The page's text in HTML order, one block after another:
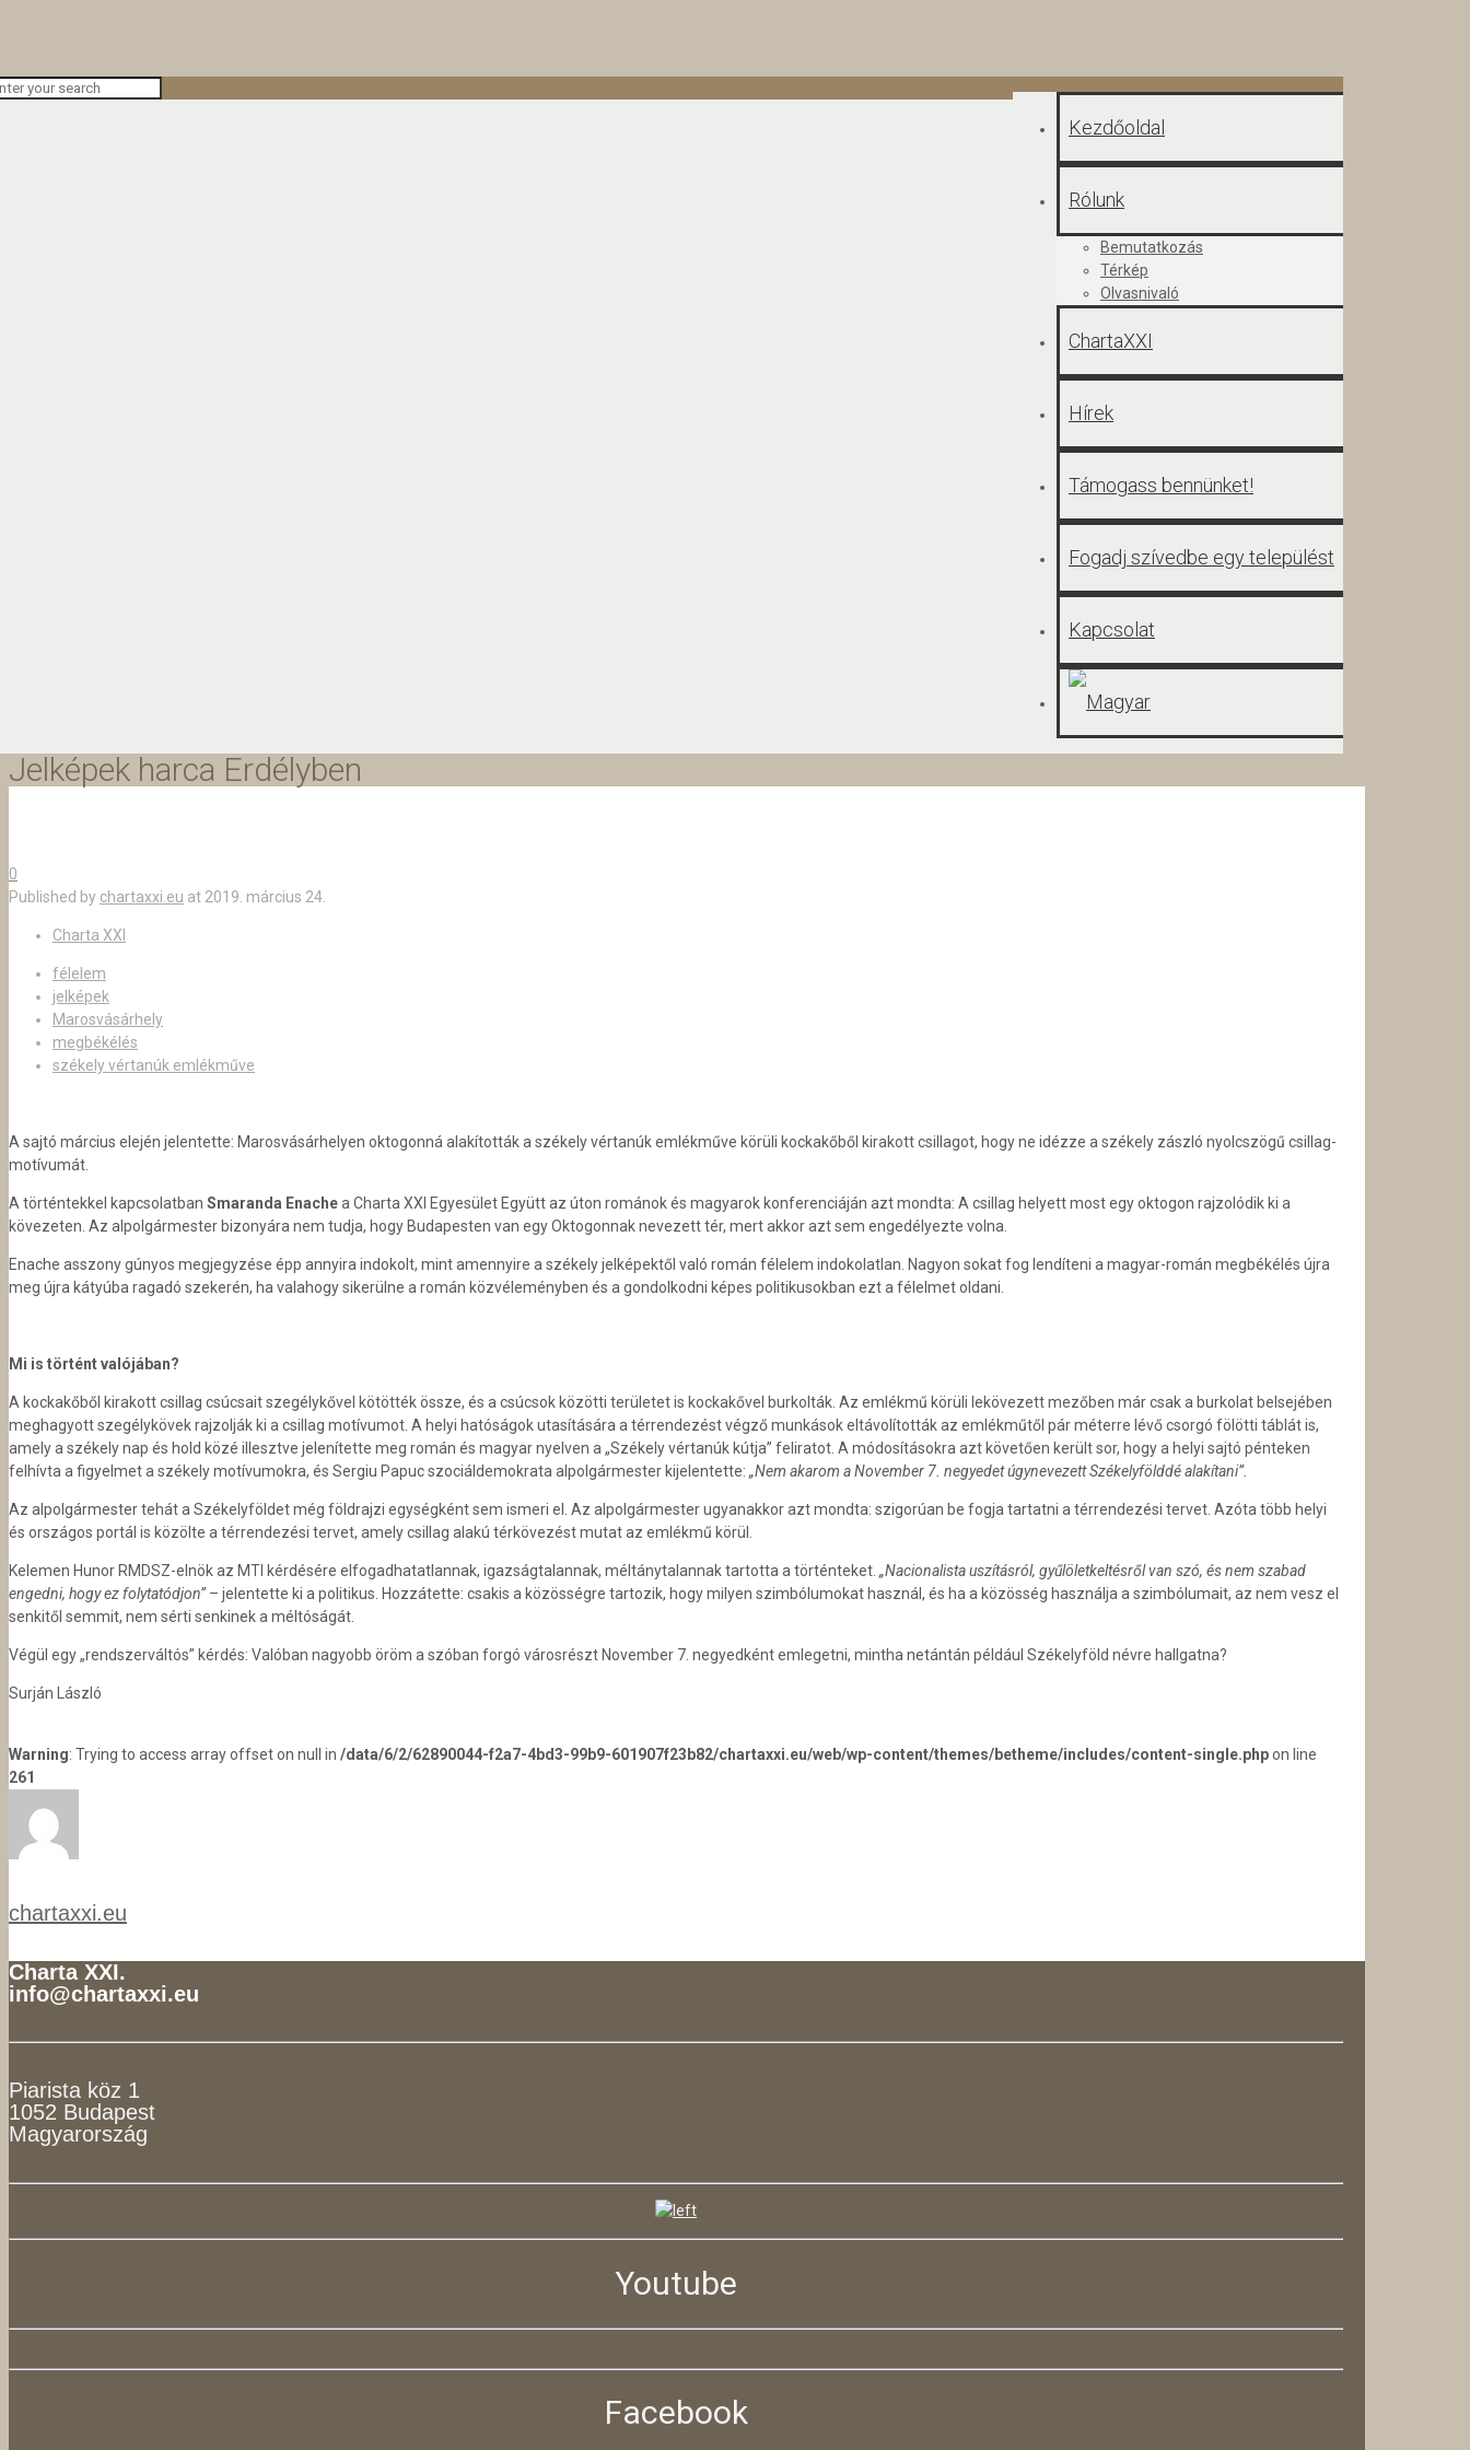
Kezdőoldal
Rólunk
Bemutatkozás
Térkép
Olvasnivaló
ChartaXXI
Hírek
Támogass bennünket!
Fogadj szívedbe egy települést
Kapcsolat
Jelképek harca Erdélyben
0
Published by chartaxxi.eu at 2019. március 24.
Charta XXI
félelem
jelképek
Marosvásárhely
megbékélés
székely vértanúk emlékműve
A sajtó március elején jelentette: Marosvásárhelyen oktogonná alakították a székely vértanúk emlékműve körüli kockakőből kirakott csillagot, hogy ne idézze a székely zászló nyolcszögű csillag-
motívumát.
A történtekkel kapcsolatban Smaranda Enachea Charta XXI Egyesület Együtt az úton románok és magyarok konferenciáján azt mondta: A csillag helyett most egy oktogon rajzolódik ki a
kövezeten. Az alpolgármester bizonyára nem tudja, hogy Budapesten van egy Oktogonnak nevezett tér, mert akkor azt sem engedélyezte volna.
Enache asszony gúnyos megjegyzése épp annyira indokolt, mint amennyire a székely jelképektől való román félelem indokolatlan. Nagyon sokat fog lendíteni a magyar-román megbékélés újra
meg újra kátyúba ragadó szekerén, ha valahogy sikerülne a román közvéleményben és a gondolkodni képes politikusokban ezt a félelmet oldani.
Mi is történt valójában?
A kockakőből kirakott csillag csúcsait szegélykővel kötötték össze, és a csúcsok közötti területet is kockakővel burkolták. Az emlékmű körüli lekövezett mezőben már csak a burkolat belsejében
meghagyott szegélykövek rajzolják ki a csillag motívumot. A helyi hatóságok utasítására a térrendezést végző munkások eltávolították az emlékműtől pár méterre lévő csorgó fölötti táblát is,
amely a székely nap és hold közé illesztve jelenítette meg román és magyar nyelven a „Székely vértanúk kútja” feliratot. A módosításokra azt követően került sor, hogy a helyi sajtó pénteken
felhívta a figyelmet a székely motívumokra, és Sergiu Papuc szociáldemokrata alpolgármester kijelentette: „Nem akarom a November 7. negyedet úgynevezett Székelyfölddé alakítani”.
Az alpolgármester tehát a Székelyföldet még földrajzi egységként sem ismeri el. Az alpolgármester ugyanakkor azt mondta: szigorúan be fogja tartatni a térrendezési tervet. Azóta több helyi
és országos portál is közölte a térrendezési tervet, amely csillag alakú térkövezést mutat az emlékmű körül.
Kelemen Hunor RMDSZ-elnök az MTI kérdésére elfogadhatatlannak, igazságtalannak, méltánytalannak tartotta a történteket. „Nacionalista uszításról, gyűlöletkeltésről van szó, és nem szabad
engedni, hogy ez folytatódjon”– jelentette ki a politikus. Hozzátette: csakis a közösségre tartozik, hogy milyen szimbólumokat használ, és ha a közösség használja a szimbólumait, az nem vesz el
senkitől semmit, nem sérti senkinek a méltóságát.
Végül egy „rendszerváltós” kérdés: Valóban nagyobb öröm a szóban forgó városrészt November 7. negyedként emlegetni, mintha netántán például Székelyföld névre hallgatna?
Surján László
Warning: Trying to access array offset on null in /data/6/2/62890044-f2a7-4bd3-99b9-601907f23b82/chartaxxi.eu/web/wp-content/themes/betheme/includes/content-single.phpon line
261
chartaxxi.eu
Charta XXI.
info@chartaxxi.eu
Piarista köz 1
1052 Budapest
Magyarország
Youtube
Facebook